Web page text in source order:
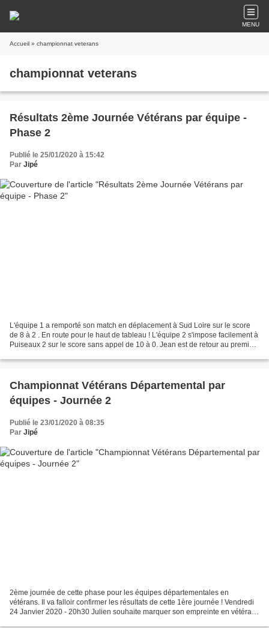
MENU
Accueil » championnat veterans
championnat veterans
Résultats 2ème Journée Vétérans par équipe -
Phase 2
Publié le 25/01/2020 à 15:42
Par Jipé
L'équipe 1 a remporté son match en déplacement à Sud Loire sur le score
de 8 à 2 . En route pour le haut de tableau ! L'équipe 2 s'impose facilement à
Puiseaux 2 sur le score sans appel de 10 à 0. Jean est de retour au premier
Championnat Vétérans Départemental par
équipes - Journée 2
Publié le 23/01/2020 à 08:35
Par Jipé
2ème journée de cette phase pour les équipes départementales en
vétérans. Il va falloir confirmer les résultats de cette 1ère journée ! Vendredi
24 Janvier 2020 - 20h30 Julien souhaite marquer son empreinte en vétérans